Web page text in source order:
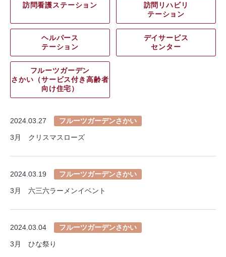
訪問看護ステーション
訪問リハビリ
テーション
ヘルパース
テーション
デイサービス
センター
フルーツガーデン
さかい（サービス付き高齢者
向け住宅）
2024.03.27 フルーツガーデンさかい
3月 クリスマスローズ
2024.03.19 フルーツガーデンさかい
3月 六三六ラーメンイベント
2024.03.04 フルーツガーデンさかい
3月 ひな祭り